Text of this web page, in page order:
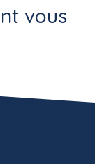
vous